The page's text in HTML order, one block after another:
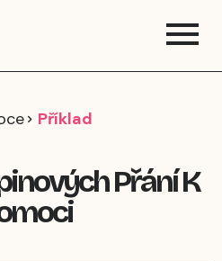
Příklad
Přání K